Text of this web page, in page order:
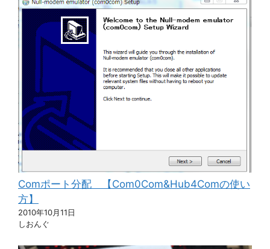
Comポート分配 【Com0Com&Hub4Comの使い
方】
2010年10月11日
しおんぐ